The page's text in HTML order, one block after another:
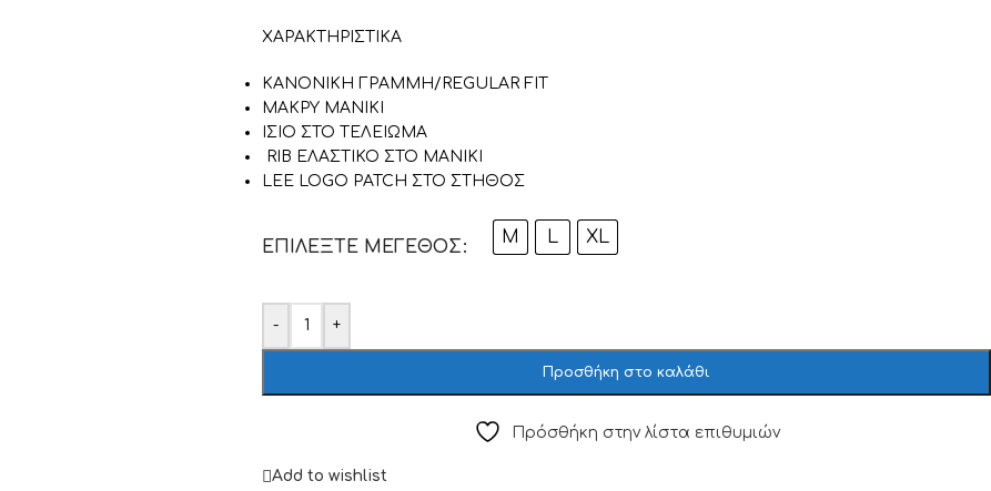
ΧΑΡΑΚΤΗΡΙΣΤΙΚΑ
ΚΑΝΟΝΙΚΗ ΓΡΑΜΜΗ/REGULAR FIT
ΜΑΚΡΥ ΜΑΝΙΚΙ
ΙΣΙΟ ΣΤΟ ΤΕΛΕΙΩΜΑ
RIB ΕΛΑΣΤΙΚΟ ΣΤΟ ΜΑΝΙΚΙ
LEE LOGO PATCH ΣΤΟ ΣΤΗΘΟΣ
ΕΠΙΛΈΞΤΕ ΜΈΓΕΘΟΣ M L XL
- +
Προσθήκη στο καλάθι
Πρόσθήκη στην λίστα επιθυμιών
Add to wishlist